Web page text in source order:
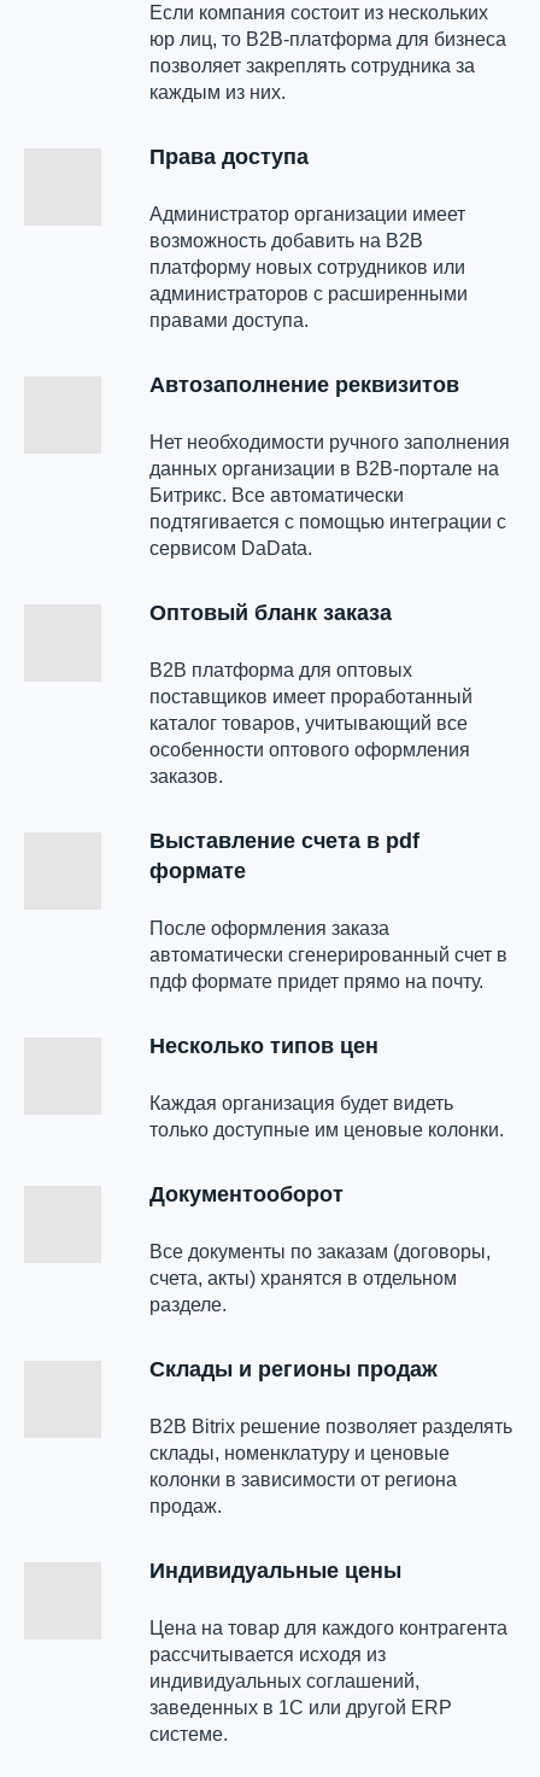
Если компания состоит из нескольких
юр лиц, то B2B-платформа для бизнеса
позволяет закреплять сотрудника за
каждым из них.
Права доступа
Администратор организации имеет
возможность добавить на B2B
платформу новых сотрудников или
администраторов с расширенными
правами доступа.
Автозаполнение реквизитов
Нет необходимости ручного заполнения
данных организации в B2B-портале на
Битрикс. Все автоматически
подтягивается с помощью интеграции с
сервисом DaData.
Оптовый бланк заказа
B2B платформа для оптовых
поставщиков имеет проработанный
каталог товаров, учитывающий все
особенности оптового оформления
заказов.
Выставление счета в pdf
формате
После оформления заказа
автоматически сгенерированный счет в
пдф формате придет прямо на почту.
Несколько типов цен
Каждая организация будет видеть
только доступные им ценовые колонки.
Документооборот
Все документы по заказам (договоры,
счета, акты) хранятся в отдельном
разделе.
Склады и регионы продаж
B2B Bitrix решение позволяет разделять
склады, номенклатуру и ценовые
колонки в зависимости от региона
продаж.
Индивидуальные цены
Цена на товар для каждого контрагента
рассчитывается исходя из
индивидуальных соглашений,
заведенных в 1С или другой ERP
системе.